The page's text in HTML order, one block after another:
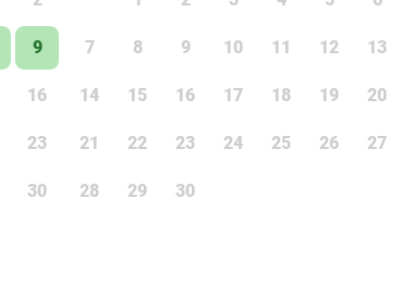
9
16
23
30
7 8 9 10 11 12 13
14 15 16 17 18 19 20
21 22 23 24 25 26 27
28 29 30